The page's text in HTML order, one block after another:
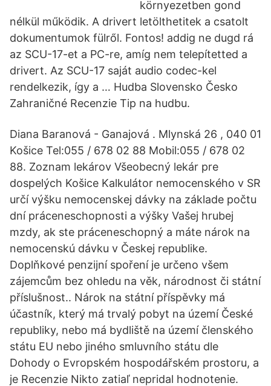
környezetben gond
nélkül működik. A drivert letölthetitek a csatolt
dokumentumok fülről. Fontos! addig ne dugd rá
az SCU-17-et a PC-re, amíg nem telepítetted a
drivert. Az SCU-17 saját audio codec-kel
rendelkezik, így a … Hudba Slovensko Česko
Zahraničné Recenzie Tip na hudbu.
Diana Baranová - Ganajová . Mlynská 26 , 040 01
Košice Tel:055 / 678 02 88 Mobil:055 / 678 02
88. Zoznam lekárov Všeobecný lekár pre
dospelých Košice Kalkulátor nemocenského v SR
určí výšku nemocenskej dávky na základe počtu
dní práceneschopnosti a výšky Vašej hrubej
mzdy, ak ste práceneschopný a máte nárok na
nemocenskú dávku v Českej republike.
Doplňkové penzijní spoření je určeno všem
zájemcům bez ohledu na věk, národnost či státní
příslušnost.. Nárok na státní příspěvky má
účastník, který má trvalý pobyt na území České
republiky, nebo má bydliště na území členského
státu EU nebo jiného smluvního státu dle
Dohody o Evropském hospodářském prostoru, a
je Recenzie Nikto zatiaľ nepridal hodnotenie.